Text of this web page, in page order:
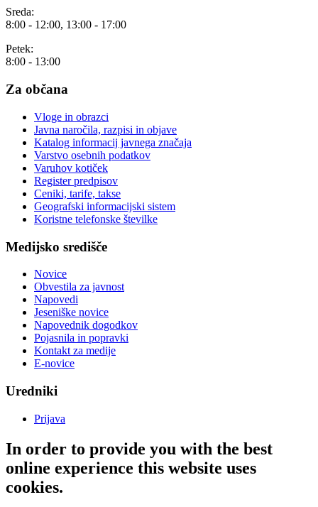
Sreda:
8:00 - 12:00, 13:00 - 17:00
Petek:
8:00 - 13:00
Za občana
Vloge in obrazci
Javna naročila, razpisi in objave
Katalog informacij javnega značaja
Varstvo osebnih podatkov
Varuhov kotiček
Register predpisov
Ceniki, tarife, takse
Geografski informacijski sistem
Koristne telefonske številke
Medijsko središče
Novice
Obvestila za javnost
Napovedi
Jeseniške novice
Napovednik dogodkov
Pojasnila in popravki
Kontakt za medije
E-novice
Uredniki
Prijava
In order to provide you with the best
online experience this website uses
cookies.